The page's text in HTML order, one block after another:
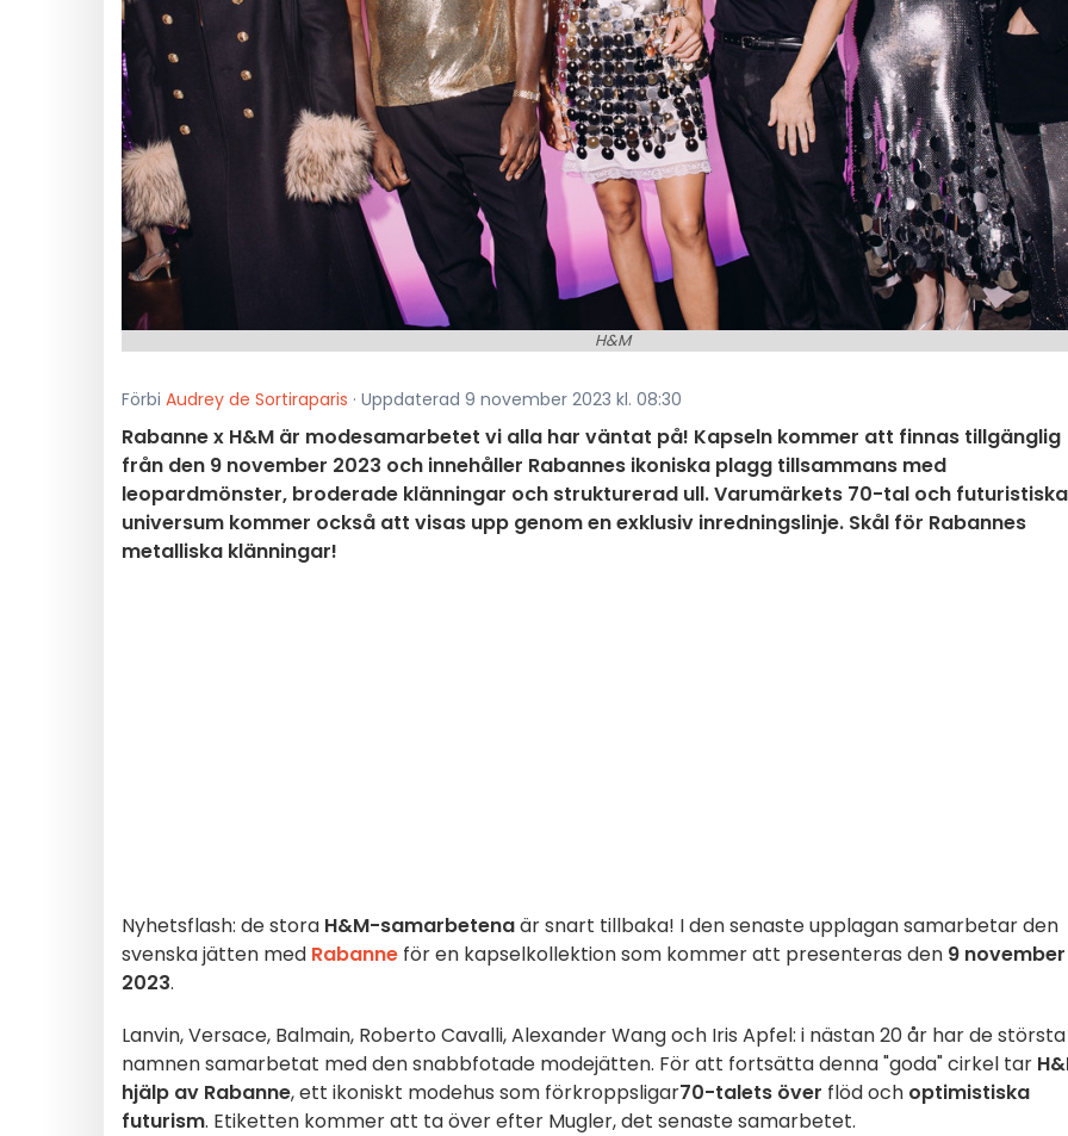
H&M
Förbi Audrey de Sortiraparis · Uppdaterad 9 november 2023 kl. 08:30
Rabanne x H&M är modesamarbetet vi alla har väntat på! Kapseln kommer att finnas tillgänglig
från den 9 november 2023 och innehåller Rabannes ikoniska plagg tillsammans med
leopardmönster, broderade klänningar och strukturerad ull. Varumärkets 70-tal och futuristiska
universum kommer också att visas upp genom en exklusiv inredningslinje. Skål för Rabannes
metalliska klänningar!
Nyhetsflash: de stora H&M-samarbetenaär snart tillbaka! I den senaste upplagan samarbetar den
svenska jätten med Rabanne för en kapselkollektion som kommer att presenteras den 9 november
2023.
Lanvin, Versace, Balmain, Roberto Cavalli, Alexander Wang och Iris Apfel: i nästan 20 år har de största
namnen samarbetat med den snabbfotade modejätten. För att fortsätta denna "goda" cirkel tar
hjälp av Rabanne, ett ikoniskt modehus som förkroppsligar70-talets över flöd och optimistiska
futurism. Etiketten kommer att ta över efter Mugler, det senaste samarbetet.